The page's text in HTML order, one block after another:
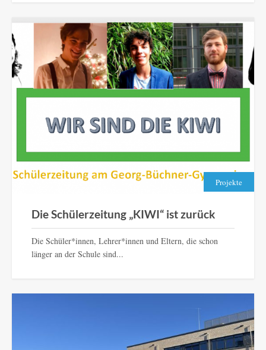
Projekte
Die Schülerzeitung „KIWI“ ist zurück
Die Schüler*innen, Lehrer*innen und Eltern, die schon
länger an der Schule sind...